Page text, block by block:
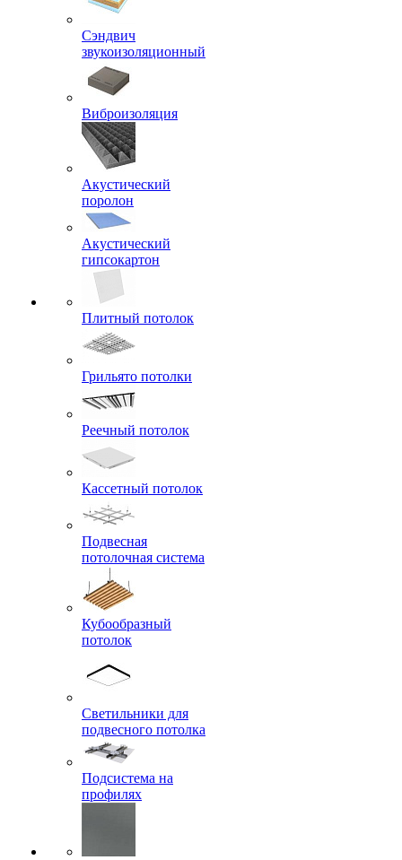
Сэндвич
звукоизоляционный
Виброизоляция
Акустический
поролон
Акустический
гипсокартон
Плитный потолок
Грильято потолки
Реечный потолок
Кассетный потолок
Подвесная
потолочная система
Кубообразный
потолок
Светильники для
подвесного потолка
Подсистема на
профилях